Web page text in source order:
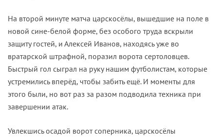
На второй минуте матча царскосёлы, вышедшие на поле в
новой сине-белой форме, без особого труда вскрыли
защиту гостей, и Алексей Иванов, находясь уже во
вратарской штрафной, поразил ворота сертоловцев.
Быстрый гол сыграл на руку нашим футболистам, которые
устремились вперёд, чтобы забить ещё. И моменты для
этого были, но вот раз за разом подводила техника при
завершении атак.
Увлекшись осадой ворот соперника, царскосёлы